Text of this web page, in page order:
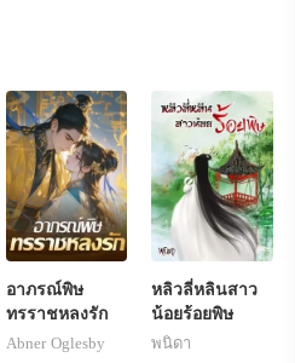
อาภรณ์พิษ
ทรราชหลงรัก
Abner Oglesby
หลิวลี่หลินสาว
น้อยร้อยพิษ
พนิดา